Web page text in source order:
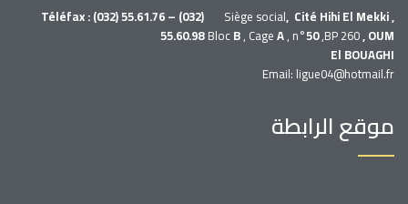
Siège social, Cité Hihi El Mekki ,
BlocB, CageA, n°50,BP 260, OUM
El BOUAGHI
Téléfax : (032) 55.61.76 – (032)
55.60.98
Email: ligue04@hotmail.fr
موقع الرابطة